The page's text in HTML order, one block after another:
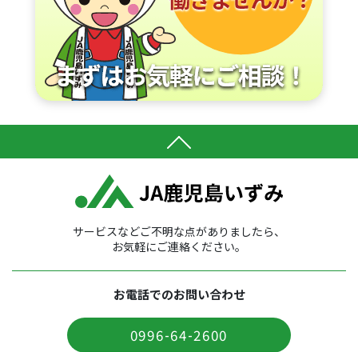
サービスなどご不明な点がありましたら、
お気軽にご連絡ください。
お電話でのお問い合わせ
0996-64-2600